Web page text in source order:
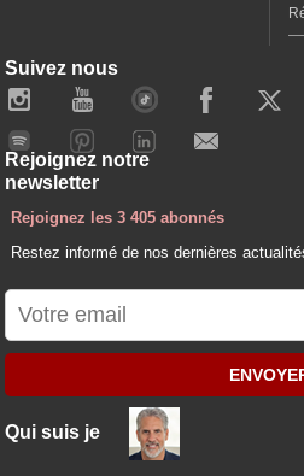
Suivez nous
Rejoignez notre
newsletter
Rejoignez les 3 405 abonnés
Restez informé de nos dernières
Qui suis je